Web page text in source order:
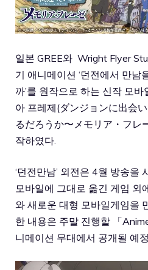
일본 GREE와 Wright Flyer
기 애니메이션 ‘던전에서 만남
까’를 원작으로 하는 신작 모
아 프레제(ダンジョンに出会
るだろうか〜メモリア・フレ
작하였다.
‘던전만남’ 외전은 4월 방송을
모바일에 그대로 옮긴 게임
와 새로운 대형 모바일게임을
한 내용은 주말 진행할 「
니메이션 무대에서 공개될 예